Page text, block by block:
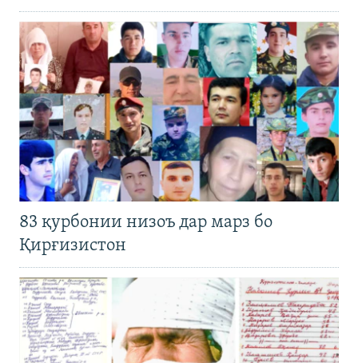
83 қурбонии низоъ дар марз бо
Қирғизистон